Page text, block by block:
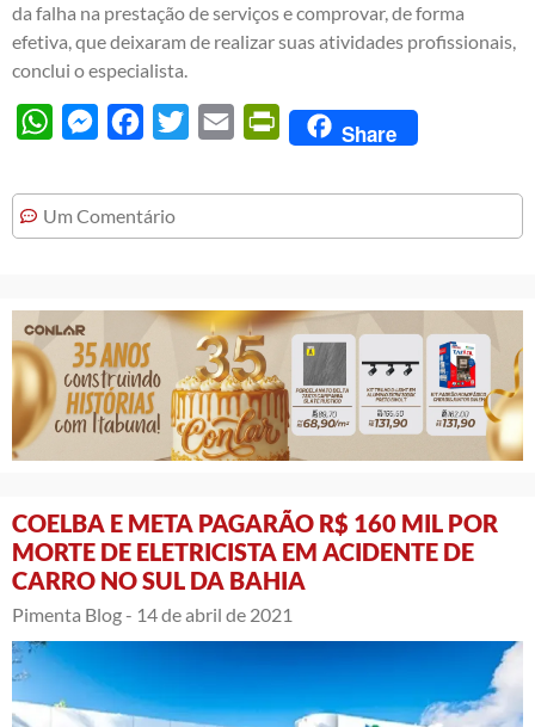
da falha na prestação de serviços e comprovar, de forma
efetiva, que deixaram de realizar suas atividades profissionais,
conclui o especialista.
WhatsAppMessengerFacebook
Twitter Email PrintFriendly
Share
Um Comentário
COELBA E META PAGARÃO R$ 160 MIL POR
MORTE DE ELETRICISTA EM ACIDENTE DE
CARRO NO SUL DA BAHIA
Pimenta Blog - 14 de abril de 2021